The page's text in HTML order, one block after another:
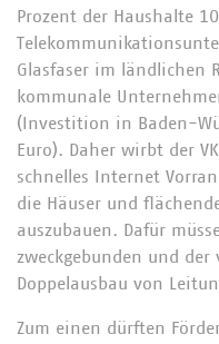
Prozent der Haushalte
Glasfaser im ländlichen
kommunale
(Investition in Baden-
Euro). Daher wirbt der
schnelles Internet
die Häuser und
auszubauen. Dafür
zweckgebunden und
Doppelausbau von
Zum einen dürften